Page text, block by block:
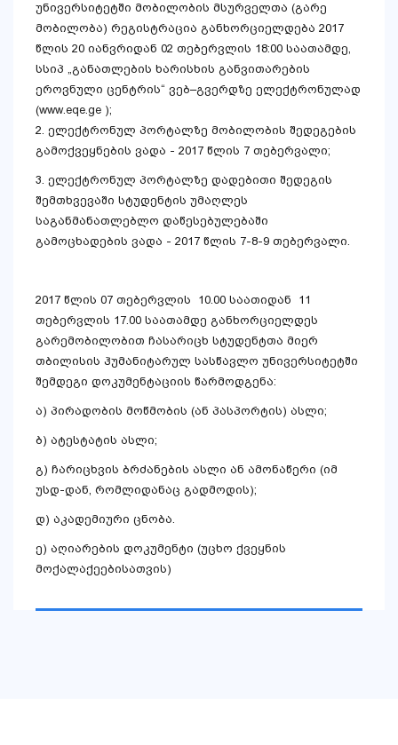
უნივერსიტეტში მობილობის მსურველთა (გარე
მობილობა) რეგისტრაცია განხორციელდება 2017
წლის 20 იანვრიდან 02 თებერვლის 18:00 საათამდე,
სსიპ „განათლების ხარისხის განვითარების
ეროვნული ცენტრის“ ვებ–გვერდზე ელექტრონულად
(www.eqe.ge );
2. ელექტრონულ პორტალზე მობილობის შედეგების
გამოქვეყნების ვადა - 2017 წლის 7 თებერვალი;
3. ელექტრონულ პორტალზე დადებითი შედეგის
შემთხვევაში სტუდენტის უმაღლეს
საგანმანათლებლო დაწესებულებაში
გამოცხადების ვადა - 2017 წლის 7-8-9 თებერვალი.
2017 წლის 07 თებერვლის 10.00 საათიდან 11
თებერვლის 17.00 საათამდე განხორციელდეს
გარემობილობით ჩასარიცხ სტუდენტთა მიერ
თბილისის ჰუმანიტარულ სასწავლო უნივერსიტეტში
შემდეგი დოკუმენტაციის წარმოდგენა:
ა) პირადობის მოწმობის (ან პასპორტის) ასლი;
ბ) ატესტატის ასლი;
გ) ჩარიცხვის ბრძანების ასლი ან ამონაწერი (იმ
უსდ-დან, რომლიდანაც გადმოდის);
დ) აკადემიური ცნობა.
ე) აღიარების დოკუმენტი (უცხო ქვეყნის
მოქალაქეებისათვის)